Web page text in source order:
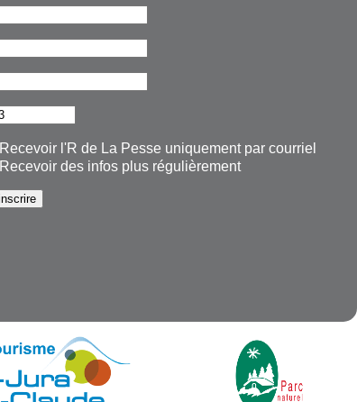
Recevoir l'R de La Pesse uniquement par courriel
Recevoir des infos plus régulièrement